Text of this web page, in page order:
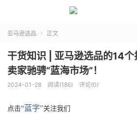
亚马逊选品  正文
干货知识 | 亚马逊选品的14
卖家驰骋“蓝海市场”！
2024-01-28 阅读(186) 评论(0)
点击“蓝字”关注我们